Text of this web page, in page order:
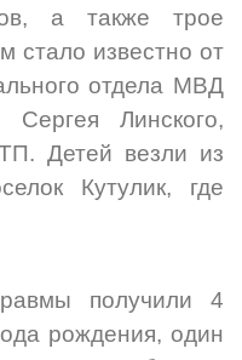
а также трое
стало известно от
отдела МВД
Сергея Линского,
Детей везли из
Кутулик, где
получили 4
рождения, один